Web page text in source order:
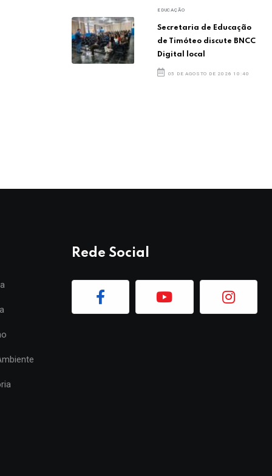
EDUCAÇÃO
Secretaria de Educação
de Timóteo discute BNCC
Digital local
05 DE AGOSTO DE 2026 10:40
Rede Social